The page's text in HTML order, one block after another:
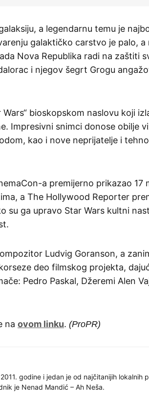
a legendarnu temu je
galaktičko carstvo je palo, a
Nova Republika radi na zaštiti
i njegov šegrt Grogu
bioskopskom naslovu koji
Impresivni snimci donose obilje
kao i nove neprijatelje i
a premijerno prikazao 17
a The Hollywood Reporter
su ga upravo Star Wars kultni
Ludvig Goranson, a
deo filmskog projekta,
Pedro Paskal, Džeremi Alen
na ovom linku. (ProPR)
godine i jedan je od najčitanijih lokalnih
je Nenad Mandić – Ah Neša.